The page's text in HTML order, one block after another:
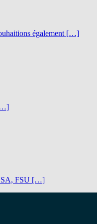
également […]
FSU […]